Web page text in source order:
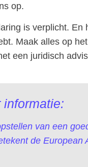
op.
is verplicht.
Maak alles op
een juridisch
informatie:
van een
de European